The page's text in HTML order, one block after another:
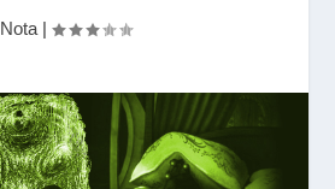
Nota|